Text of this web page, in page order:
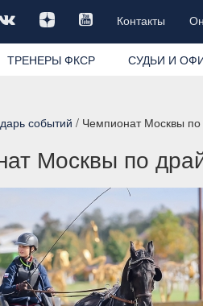
Контакты
ТРЕНЕРЫ ФКСР СУДЬИ И
событий / Чемпионат Москвы по
Москвы по